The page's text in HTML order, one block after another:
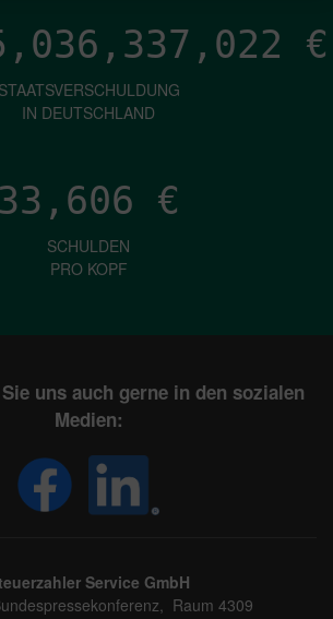
€
STAATSVERSCHULDUNG
IN DEUTSCHLAND
33,606 €
SCHULDEN
PRO KOPF
uns auch gerne in den sozialen
Medien:
Service GmbH
Raum 4309